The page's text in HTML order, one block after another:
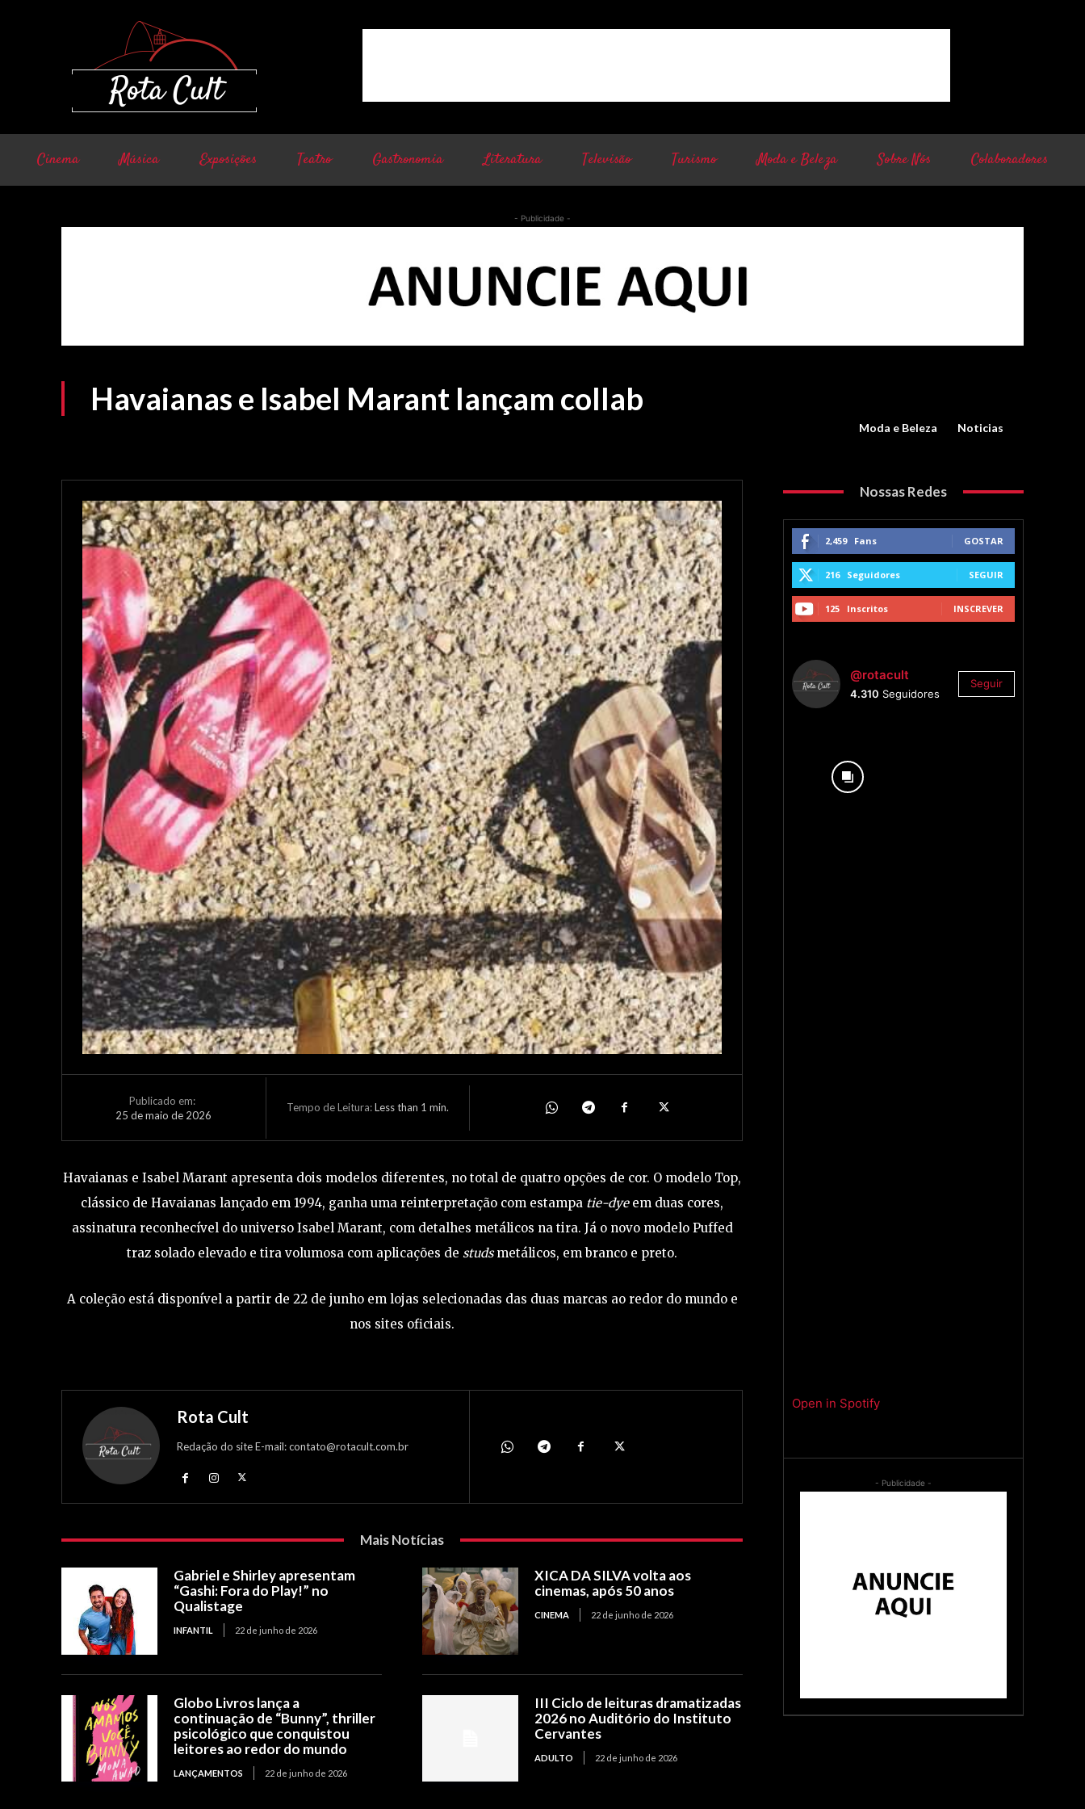
Cinema Música Exposições Teatro Gastronomia Literatura Televisão Turismo Moda e Beleza Sobre Nós Colaboradores
- Publicidade -
Havaianas e Isabel Marant lançam collab
Moda e Beleza Noticias
Publicado em:
25 de maio de 2026
Tempo de Leitura:Less than 1 min.
Havaianas e Isabel Marant apresenta dois modelos diferentes, no total de quatro opções de cor. O modelo Top,
clássico de Havaianas lançado em 1994, ganha uma reinterpretação com estampa tie-dyeem duas cores,
assinatura reconhecível do universo Isabel Marant, com detalhes metálicos na tira. Já o novo modelo Puffed
traz solado elevado e tira volumosa com aplicações de studsmetálicos, em branco e preto.
A coleção está disponível a partir de 22 de junho em lojas selecionadas das duas marcas ao redor do mundo e
nos sites oficiais.
Rota Cult
Redação do site E-mail: contato@rotacult.com.br
Mais Notícias
Gabriel e Shirley apresentam
“Gashi: Fora do Play!” no
Qualistage
INFANTIL 22 de junho de 2026
XICA DA SILVA volta aos
cinemas, após 50 anos
CINEMA 22 de junho de 2026
Globo Livros lança a
continuação de “Bunny”, thriller
psicológico que conquistou
leitores ao redor do mundo
LANÇAMENTOS 22 de junho de 2026
III Ciclo de leituras dramatizadas
2026 no Auditório do Instituto
Cervantes
ADULTO 22 de junho de 2026
Nossas Redes
2,459 Fans GOSTAR
216 Seguidores SEGUIR
125 Inscritos INSCREVER
@rotacult
4.310 Seguidores
Seguir
Open in Spotify
- Publicidade -